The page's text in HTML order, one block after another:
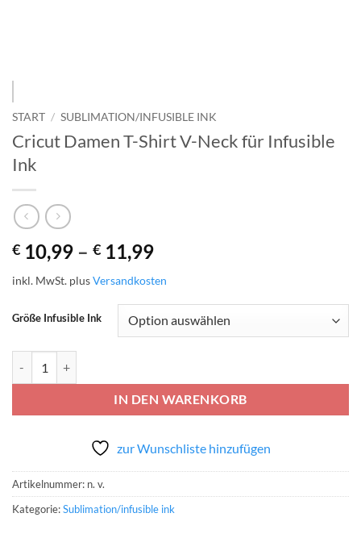
START / SUBLIMATION/INFUSIBLE INK
Cricut Damen T-Shirt V-Neck für Infusible
Ink
€ 10,99 – € 11,99
inkl. MwSt. plusVersandkosten
Größe Infusible Ink
IN DEN WARENKORB
zur Wunschliste hinzufügen
Artikelnummer: n. v.
Kategorie:Sublimation/infusible ink